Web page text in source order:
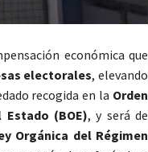
económica que
electorales, elevando
recogida en la Orden
(BOE), y será de
Orgánica del Régimen